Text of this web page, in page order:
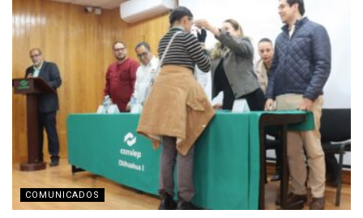
COMUNICADOS